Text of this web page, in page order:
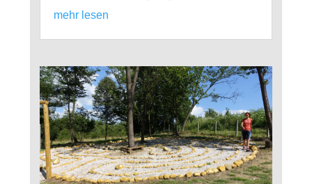
mehr lesen